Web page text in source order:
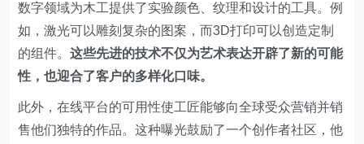
数字领域为木工提供了实验颜色、纹理和设计的工具。例
如，激光可以雕刻复杂的图案，而3D打印可以创造定制
的组件。这些先进的技术不仅为艺术表达开辟了新的可能
性，也迎合了客户的多样化口味。
此外，在线平台的可用性使工匠能够向全球受众营销并销
售他们独特的作品。这种曝光鼓励了一个创作者社区，他